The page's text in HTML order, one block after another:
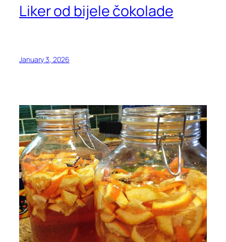
Liker od bijele čokolade
January 3, 2026